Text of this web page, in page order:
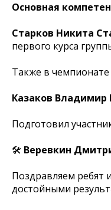
Основная
Старков Никита
первого курса
Также в
Казаков Владимир
Подготовил
🛠 Веревкин
Поздравляем ребят
достойными